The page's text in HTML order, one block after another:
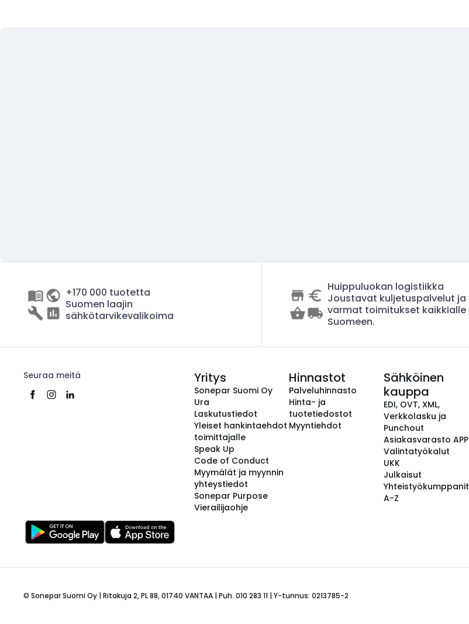
+170 000 tuotetta
Suomen laajin
sähkötarvikevalikoima
Huippuluokan logistiikka
Joustavat kuljetuspalvelut ja
varmat toimitukset kaikkialle
Suomeen.
Seuraa meitä Yritys
Sonepar Suomi Oy
Ura
Laskutustiedot
Yleiset hankintaehdot
toimittajalle
Speak Up
Code of Conduct
Myymälät ja myynnin
yhteystiedot
Sonepar Purpose
Vierailijaohje
Hinnastot
Palveluhinnasto
Hinta- ja
tuotetiedostot
Myyntiehdot
Sähköinen
kauppa
EDI, OVT, XML,
Verkkolasku ja
Punchout
Asiakasvarasto APP
Valintatyökalut
UKK
Julkaisut
Yhteistyökumppanit
A-Z
© Sonepar Suomi Oy | Ritakuja 2, PL 88, 01740 VANTAA | Puh. 010 283 11 | Y-tunnus: 0213785-2